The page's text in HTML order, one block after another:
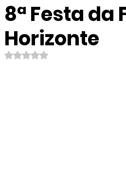
8ª Festa da
Horizonte
Avaliado com NaN de 5 estrelas.